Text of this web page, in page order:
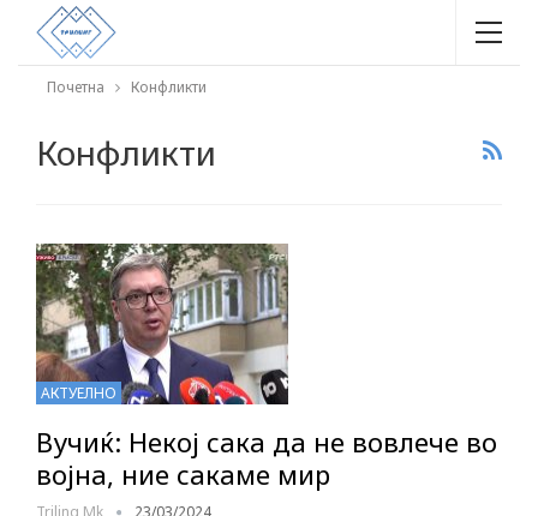
Почетна Конфликти
Конфликти
АКТУЕЛНО
Вучиќ: Некој сака да не вовлече во
војна, ние сакаме мир
Triling Mk 23/03/2024